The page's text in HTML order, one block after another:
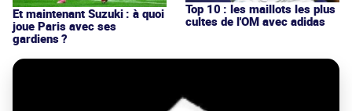
Et maintenant Suzuki : à quoi
joue Paris avec ses
gardiens ?
Top 10 : les maillots les plus
cultes de l'OM avec adidas